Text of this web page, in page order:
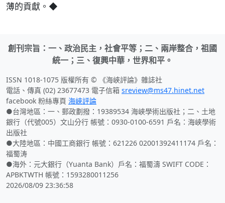
薄的貢獻。◆
創刊宗旨：一、政治民主，社會平等；二、兩岸整合，祖國
統一；三、復興中華，世界和平。
ISSN 1018-1075 版權所有 © 《海峽評論》雜誌社
電話、傳真 (02) 23677473 電子信箱 sreview@ms47.hinet.net
facebook 粉絲專頁 海峽評論
●台灣地區：一、郵政劃撥：19389534 海峽學術出版社；二、土地
銀行（代號005）文山分行 帳號：0930-0100-6591 戶名：海峽學術
出版社
●大陸地區：中國工商銀行 帳號：621226 02001392411174 戶名：
福蜀涛
●海外：元大銀行（Yuanta Bank）戶名：福蜀濤 SWIFT CODE：
APBKTWTH 帳號：1593280011256
2026/08/09 23:36:58